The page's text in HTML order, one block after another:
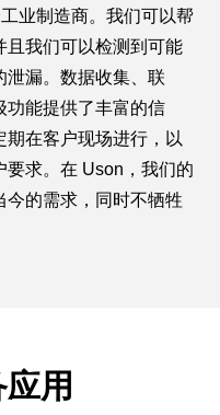
业制造商。我们可以帮
且我们可以检测到可能
泄漏。数据收集、联
功能提供了丰富的信
在客户现场进行，以
求。在 Uson，我们的
今的需求，同时不牺牲
用